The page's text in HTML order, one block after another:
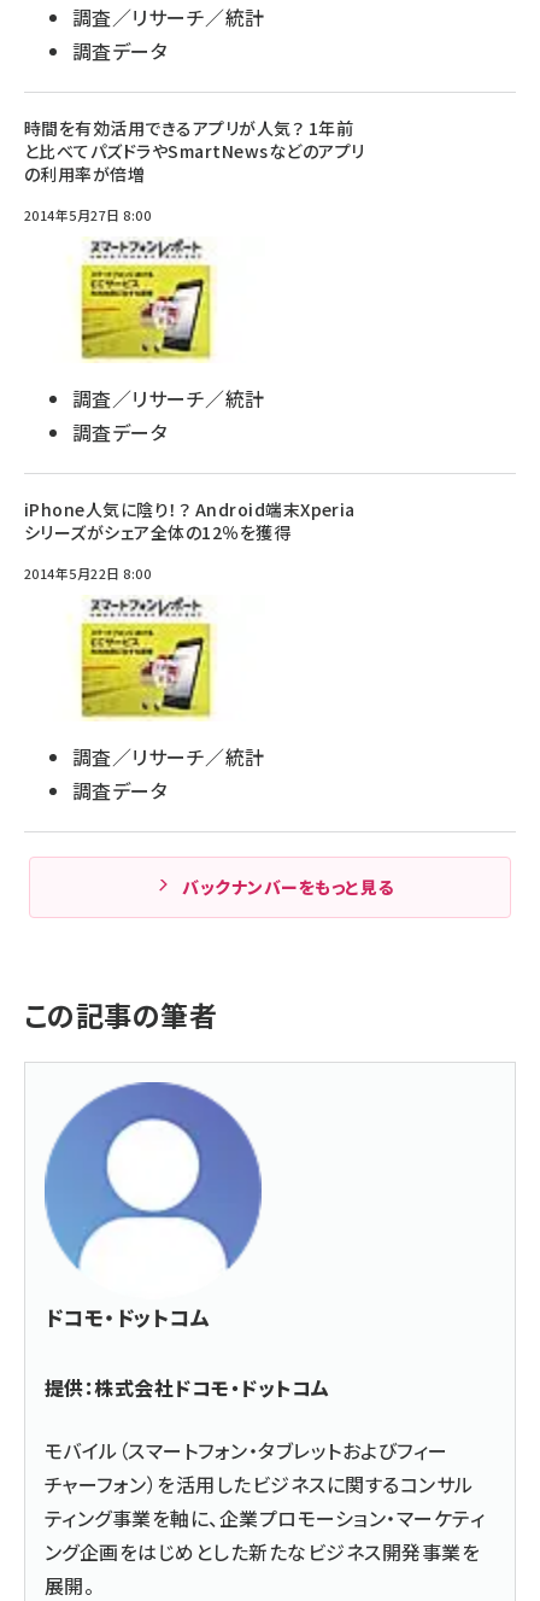
調査／リサーチ／統計
調査データ
時間を有効活用できるアプリが人気？ 1年前
と比べてパズドラやSmartNewsなどのアプリ
の利用率が倍増
2014年5月27日 8:00
調査／リサーチ／統計
調査データ
iPhone人気に陰り！？ Android端末Xperia
シリーズがシェア全体の12％を獲得
2014年5月22日 8:00
調査／リサーチ／統計
調査データ
バックナンバーをもっと見る
この記事の筆者
ドコモ・ドットコム
提供：株式会社ドコモ・ドットコム
モバイル（スマートフォン・タブレットおよびフィー
チャーフォン）を活用したビジネスに関するコンサル
ティング事業を軸に、企業プロモーション・マーケティ
ング企画をはじめとした新たなビジネス開発事業を
展開。